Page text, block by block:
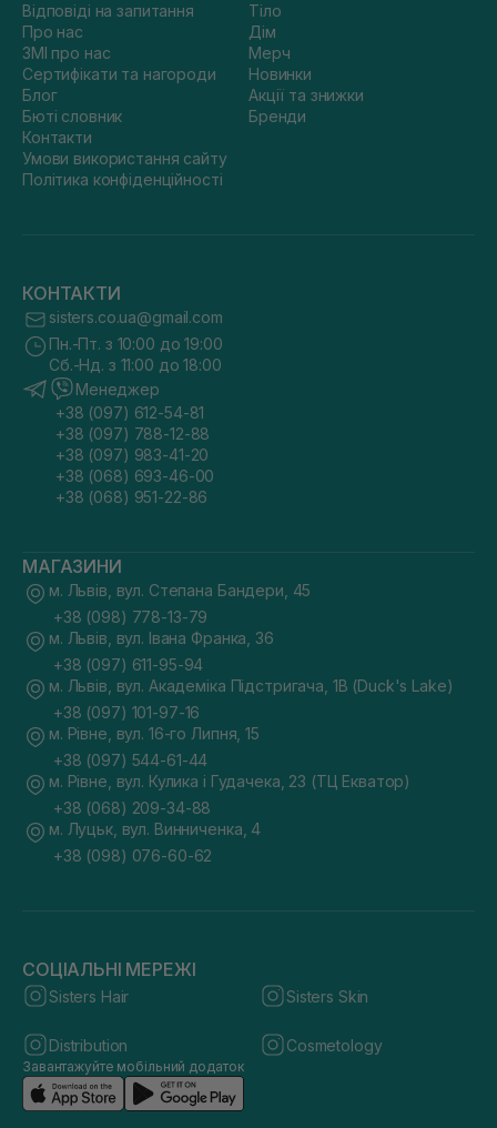
Відповіді на запитання
Про нас
ЗМІ про нас
Сертифікати та нагороди
Блог
Бюті словник
Контакти
Умови використання сайту
Політика конфіденційності
Тіло
Дім
Мерч
Новинки
Акції та знижки
Бренди
КОНТАКТИ
sisters.co.ua@gmail.com
Пн.-Пт. з 10:00 до 19:00
Сб.-Нд. з 11:00 до 18:00
Менеджер
+38 (097) 612-54-81
+38 (097) 788-12-88
+38 (097) 983-41-20
+38 (068) 693-46-00
+38 (068) 951-22-86
МАГАЗИНИ
м. Львів, вул. Степана Бандери, 45
+38 (098) 778-13-79
м. Львів, вул. Івана Франка, 36
+38 (097) 611-95-94
м. Львів, вул. Академіка Підстригача, 1В (Duck's Lake)
+38 (097) 101-97-16
м. Рівне, вул. 16-го Липня, 15
+38 (097) 544-61-44
м. Рівне, вул. Кулика і Гудачека, 23 (ТЦ Екватор)
+38 (068) 209-34-88
м. Луцьк, вул. Винниченка, 4
+38 (098) 076-60-62
СОЦІАЛЬНІ МЕРЕЖІ
Sisters Hair Sisters Skin
Distribution Cosmetology
Завантажуйте мобільний додаток